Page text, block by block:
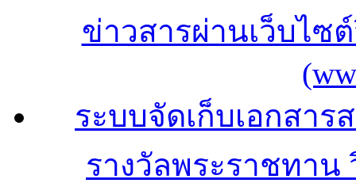
ข่าวสารผ่านเว็บไซ
ระบบจัดเก็บเอกสา
รางวัลพระราชทา